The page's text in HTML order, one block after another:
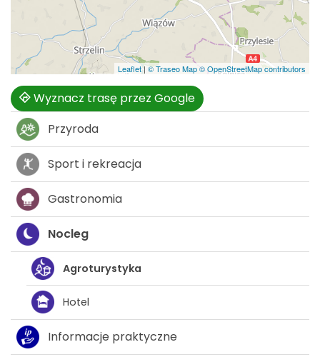
Leaflet|© Traseo Map© OpenStreetMap contributors
Wyznacz trasę przez Google
Przyroda
Sport i rekreacja
Gastronomia
Nocleg
Agroturystyka
Hotel
Informacje praktyczne